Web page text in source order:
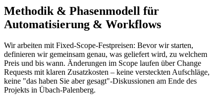
Methodik & Phasenmodell für
Automatisierung & Workflows
Wir arbeiten mit Fixed-Scope-Festpreisen: Bevor wir starten,
definieren wir gemeinsam genau, was geliefert wird, zu welchem
Preis und bis wann. Änderungen im Scope laufen über Change
Requests mit klaren Zusatzkosten – keine versteckten Aufschläge,
keine "das haben Sie aber gesagt"-Diskussionen am Ende des
Projekts in Übach-Palenberg.